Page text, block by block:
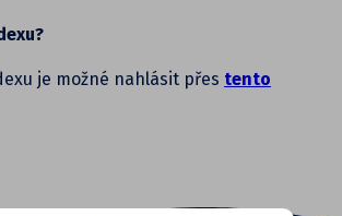
je možné nahlásit přes tento